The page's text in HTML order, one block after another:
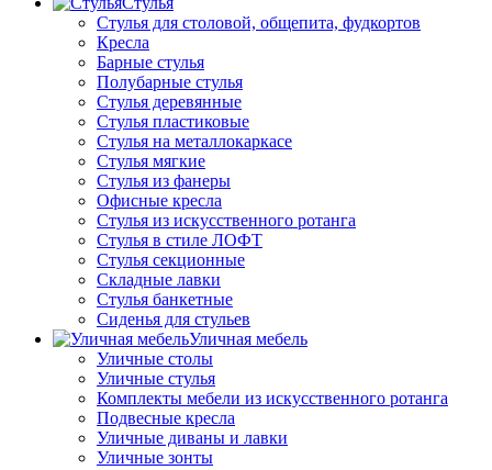
Стулья для столовой, общепита, фудкортов
Кресла
Барные стулья
Полубарные стулья
Стулья деревянные
Стулья пластиковые
Стулья на металлокаркасе
Стулья мягкие
Стулья из фанеры
Офисные кресла
Стулья из искусственного ротанга
Стулья в стиле ЛОФТ
Стулья секционные
Складные лавки
Стулья банкетные
Сиденья для стульев
Уличная мебель
Уличные столы
Уличные стулья
Комплекты мебели из искусственного ротанга
Подвесные кресла
Уличные диваны и лавки
Уличные зонты